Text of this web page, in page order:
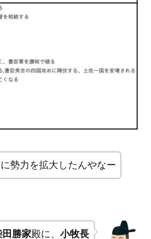
勢力を拡大したんやなー
田勝家殿に、 小牧長